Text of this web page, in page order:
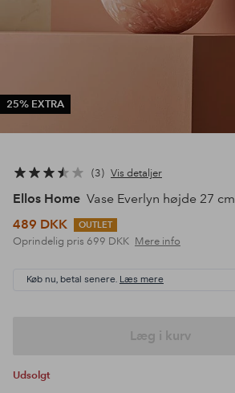
25% EXTRA
3 Vis detaljer
Ellos Home Vase Everlyn højde 27 cm
489 DKK
OUTLET
Oprindelig pris 699 DKK Mere info
Køb nu, betal senere. Læs mere
Læg i kurv
Udsolgt